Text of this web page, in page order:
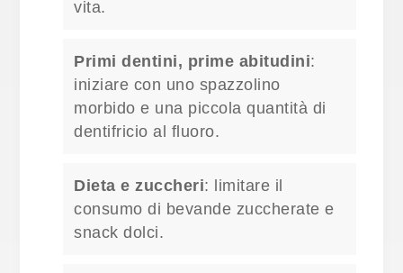
vita.
Primi dentini, prime abitudini:
iniziare con uno spazzolino
morbido e una piccola quantità di
dentifricio al fluoro.
Dieta e zuccheri: limitare il
consumo di bevande zuccherate e
snack dolci.